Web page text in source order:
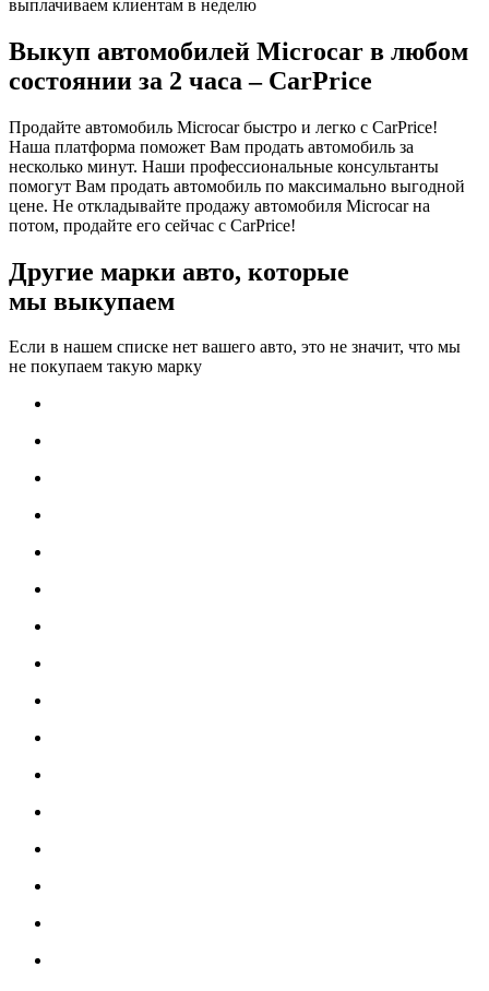
выплачиваем клиентам в неделю
Выкуп автомобилей Microcar в любом
состоянии за 2 часа – CarPrice
Продайте автомобиль Microcar быстро и легко с CarPrice!
Наша платформа поможет Вам продать автомобиль за
несколько минут. Наши профессиональные консультанты
помогут Вам продать автомобиль по максимально выгодной
цене. Не откладывайте продажу автомобиля Microcar на
потом, продайте его сейчас с CarPrice!
Другие марки авто, которые
мы выкупаем
Если в нашем списке нет вашего авто, это не значит, что мы
не покупаем такую марку